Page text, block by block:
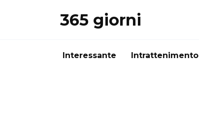
365 giorni
Interessante Intrattenimento